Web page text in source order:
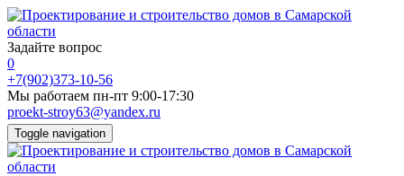
Задайте вопрос
0
+7(902)373-10-56
Мы работаем пн-пт 9:00-17:30
proekt-stroy63@yandex.ru
Toggle navigation